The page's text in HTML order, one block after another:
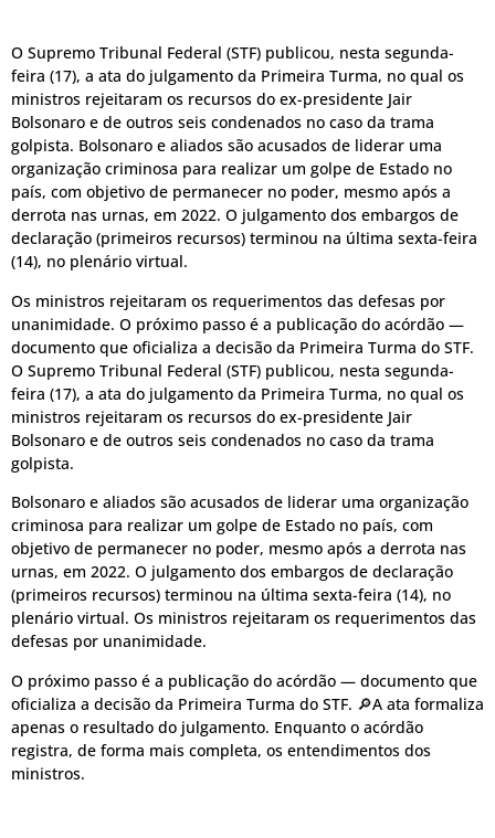
O Supremo Tribunal Federal (STF) publicou, nesta segunda-
feira (17), a ata do julgamento da Primeira Turma, no qual os
ministros rejeitaram os recursos do ex-presidente Jair
Bolsonaro e de outros seis condenados no caso da trama
golpista. Bolsonaro e aliados são acusados de liderar uma
organização criminosa para realizar um golpe de Estado no
país, com objetivo de permanecer no poder, mesmo após a
derrota nas urnas, em 2022. O julgamento dos embargos de
declaração (primeiros recursos) terminou na última sexta-feira
(14), no plenário virtual.
Os ministros rejeitaram os requerimentos das defesas por
unanimidade. O próximo passo é a publicação do acórdão —
documento que oficializa a decisão da Primeira Turma do STF.
O Supremo Tribunal Federal (STF) publicou, nesta segunda-
feira (17), a ata do julgamento da Primeira Turma, no qual os
ministros rejeitaram os recursos do ex-presidente Jair
Bolsonaro e de outros seis condenados no caso da trama
golpista.
Bolsonaro e aliados são acusados de liderar uma organização
criminosa para realizar um golpe de Estado no país, com
objetivo de permanecer no poder, mesmo após a derrota nas
urnas, em 2022. O julgamento dos embargos de declaração
(primeiros recursos) terminou na última sexta-feira (14), no
plenário virtual. Os ministros rejeitaram os requerimentos das
defesas por unanimidade.
O próximo passo é a publicação do acórdão — documento que
oficializa a decisão da Primeira Turma do STF. 🔎A ata formaliza
apenas o resultado do julgamento. Enquanto o acórdão
registra, de forma mais completa, os entendimentos dos
ministros.